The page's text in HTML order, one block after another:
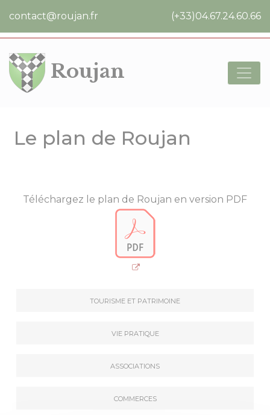
contact@roujan.fr (+33)04.67.24.60.66
Roujan
Le plan de Roujan
Téléchargez le plan de Roujan en version PDF
Tourisme et patrimoine
Vie pratique
Associations
Commerces